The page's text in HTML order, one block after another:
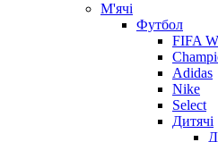
М'ячі
Футбол
FIFA
Adidas
Nike
Select
Дитячі